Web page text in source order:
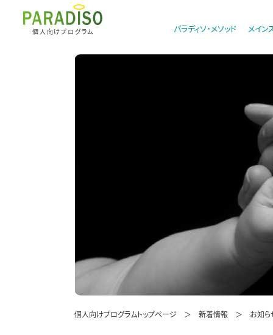
個人向けプログラム パラディソ・メソッド メイン
個人向けプログラムトップページ 新着情報 お知ら